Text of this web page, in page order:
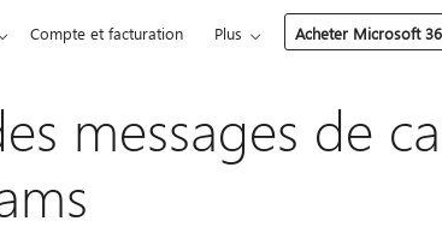
Compte et facturation Plus Acheter Microsoft
messages de